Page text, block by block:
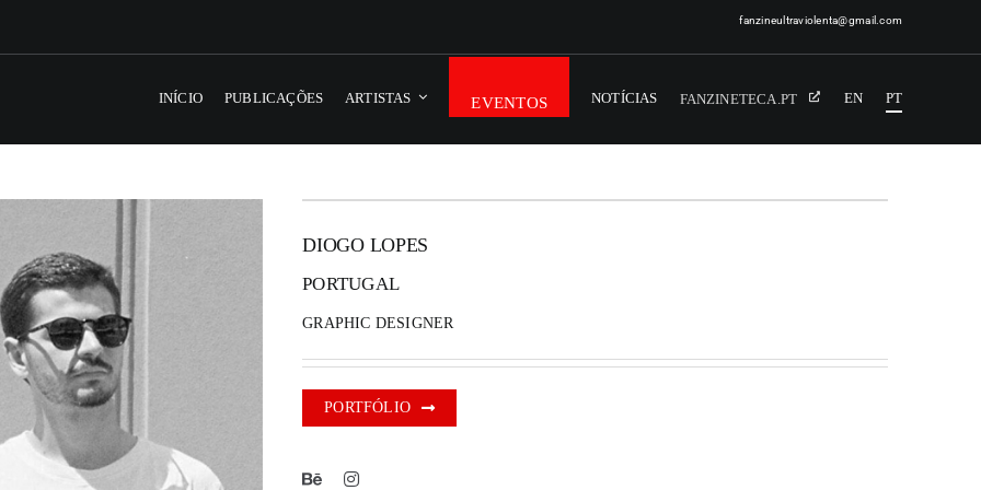
fanzineultraviolenta@gmail.com
INÍCIO PUBLICAÇÕES ARTISTAS EVENTOS NOTÍCIAS FANZINETECA.PT EN PT
DIOGO LOPES
PORTUGAL
GRAPHIC DESIGNER
PORTFÓLIO